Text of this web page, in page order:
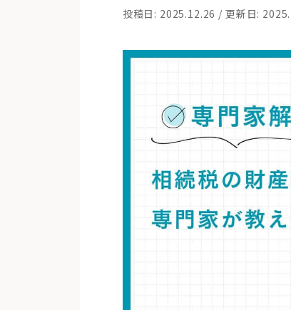
投稿日: 2025.12.26 / 更新日: